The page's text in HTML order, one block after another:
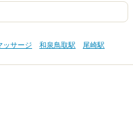
ッサージ 和泉鳥取駅
尾崎駅